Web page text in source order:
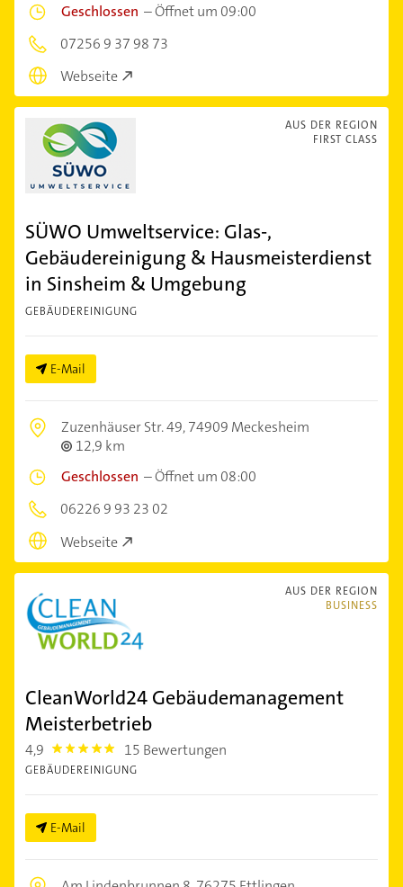
Geschlossen –Öffnet um 09:00
07256 9 37 98 73
Webseite
AUS DER REGION
FIRST CLASS
SÜWO Umweltservice: Glas-,
Gebäudereinigung & Hausmeisterdienst
in Sinsheim & Umgebung
GEBÄUDEREINIGUNG
E-Mail
Zuzenhäuser Str. 49,74909 Meckesheim
12,9 km
Geschlossen –Öffnet um 08:00
06226 9 93 23 02
Webseite
AUS DER REGION
BUSINESS
CleanWorld24 Gebäudemanagement
Meisterbetrieb
4,9 4.9 15 Bewertungen
GEBÄUDEREINIGUNG
E-Mail